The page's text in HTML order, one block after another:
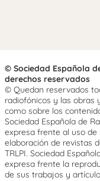
© Sociedad Española
derechos reservados
© Quedan reservados
radiofónicos y las obras
como sobre los
Sociedad Española de
expresa frente al uso
elaboración de revistas
TRLPI. Sociedad
expresa frente la
de sus trabajos y